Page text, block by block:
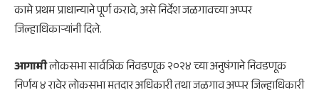
कामे प्रथम प्राधान्याने पूर्ण करावे, असे निर्देश जळगावच्या अप्पर
जिल्हाधिकाऱ्यांनी दिले.
आगामीलोकसभा सार्वत्रिक निवडणूक २०२४ च्या अनुषंगाने निवडणूक